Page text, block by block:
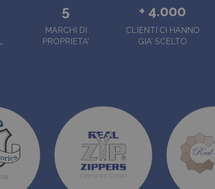
5
MARCHI DI
PROPRIETA'
+ 4.000
CLIENTI CI HANNO
GIA' SCELTO